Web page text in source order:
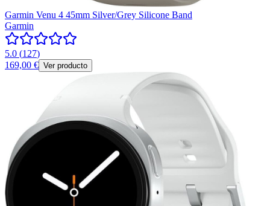
Garmin Venu 4 45mm Silver/Grey Silicone Band
Garmin
5.0 (127)
169,00 € Ver producto